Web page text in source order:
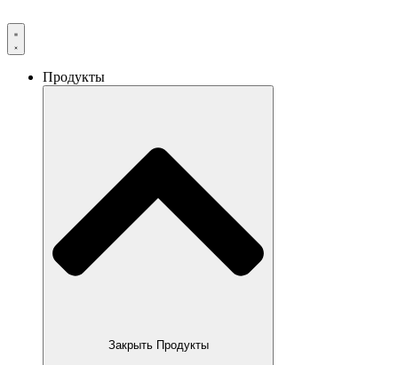
Продукты
Закрыть Продукты